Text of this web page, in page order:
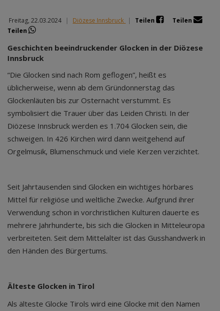
Freitag, 22.03.2024 | Diözese Innsbruck | Teilen
Teilen
Teilen
Geschichten beeindruckender Glocken in der Diözese
Innsbruck
“Die Glocken sind nach Rom geflogen”, heißt es
üblicherweise, wenn ab dem Gründonnerstag das
Glockenläuten bis zur Osternacht verstummt. Es
symbolisiert die Trauer über das Leiden Christi. In der
Diözese Innsbruck werden es 1.704 Glocken sein, die
schweigen. In 426 Kirchen wird dann weitgehend auf
Orgelmusik, Blumenschmuck und viele Kerzen verzichtet.
Seit Jahrtausenden sind Glocken ein wichtiges hörbares
Mittel für religiöse und weltliche Zwecke. Aufgrund ihrer
Verwendung schon in vorchristlichen Kulturen dauerte es
mehrere Jahrhunderte, bis sich die Glocken in Mitteleuropa
verbreiteten. Seit dem Mittelalter ist das Gusshandwerk in
den Händen des Bürgertums.
Älteste Glocken in Tirol
Als älteste Glocke Tirols wird eine Glocke mit den Namen